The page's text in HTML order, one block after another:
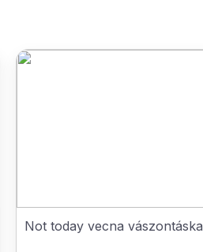
Not today vecna vászontáska